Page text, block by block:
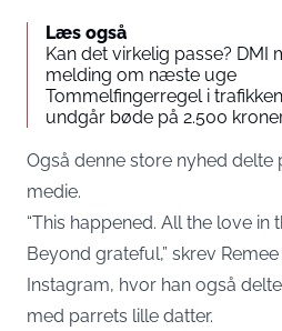
Læs også
Kan det virkelig passe? DMI
melding om næste uge
Tommelfingerregel i
undgår bøde på 2.500
Også denne store nyhed delte
medie.
“This happened. All the love in
Beyond grateful,” skrev
Instagram, hvor han også
med parrets lille datter.